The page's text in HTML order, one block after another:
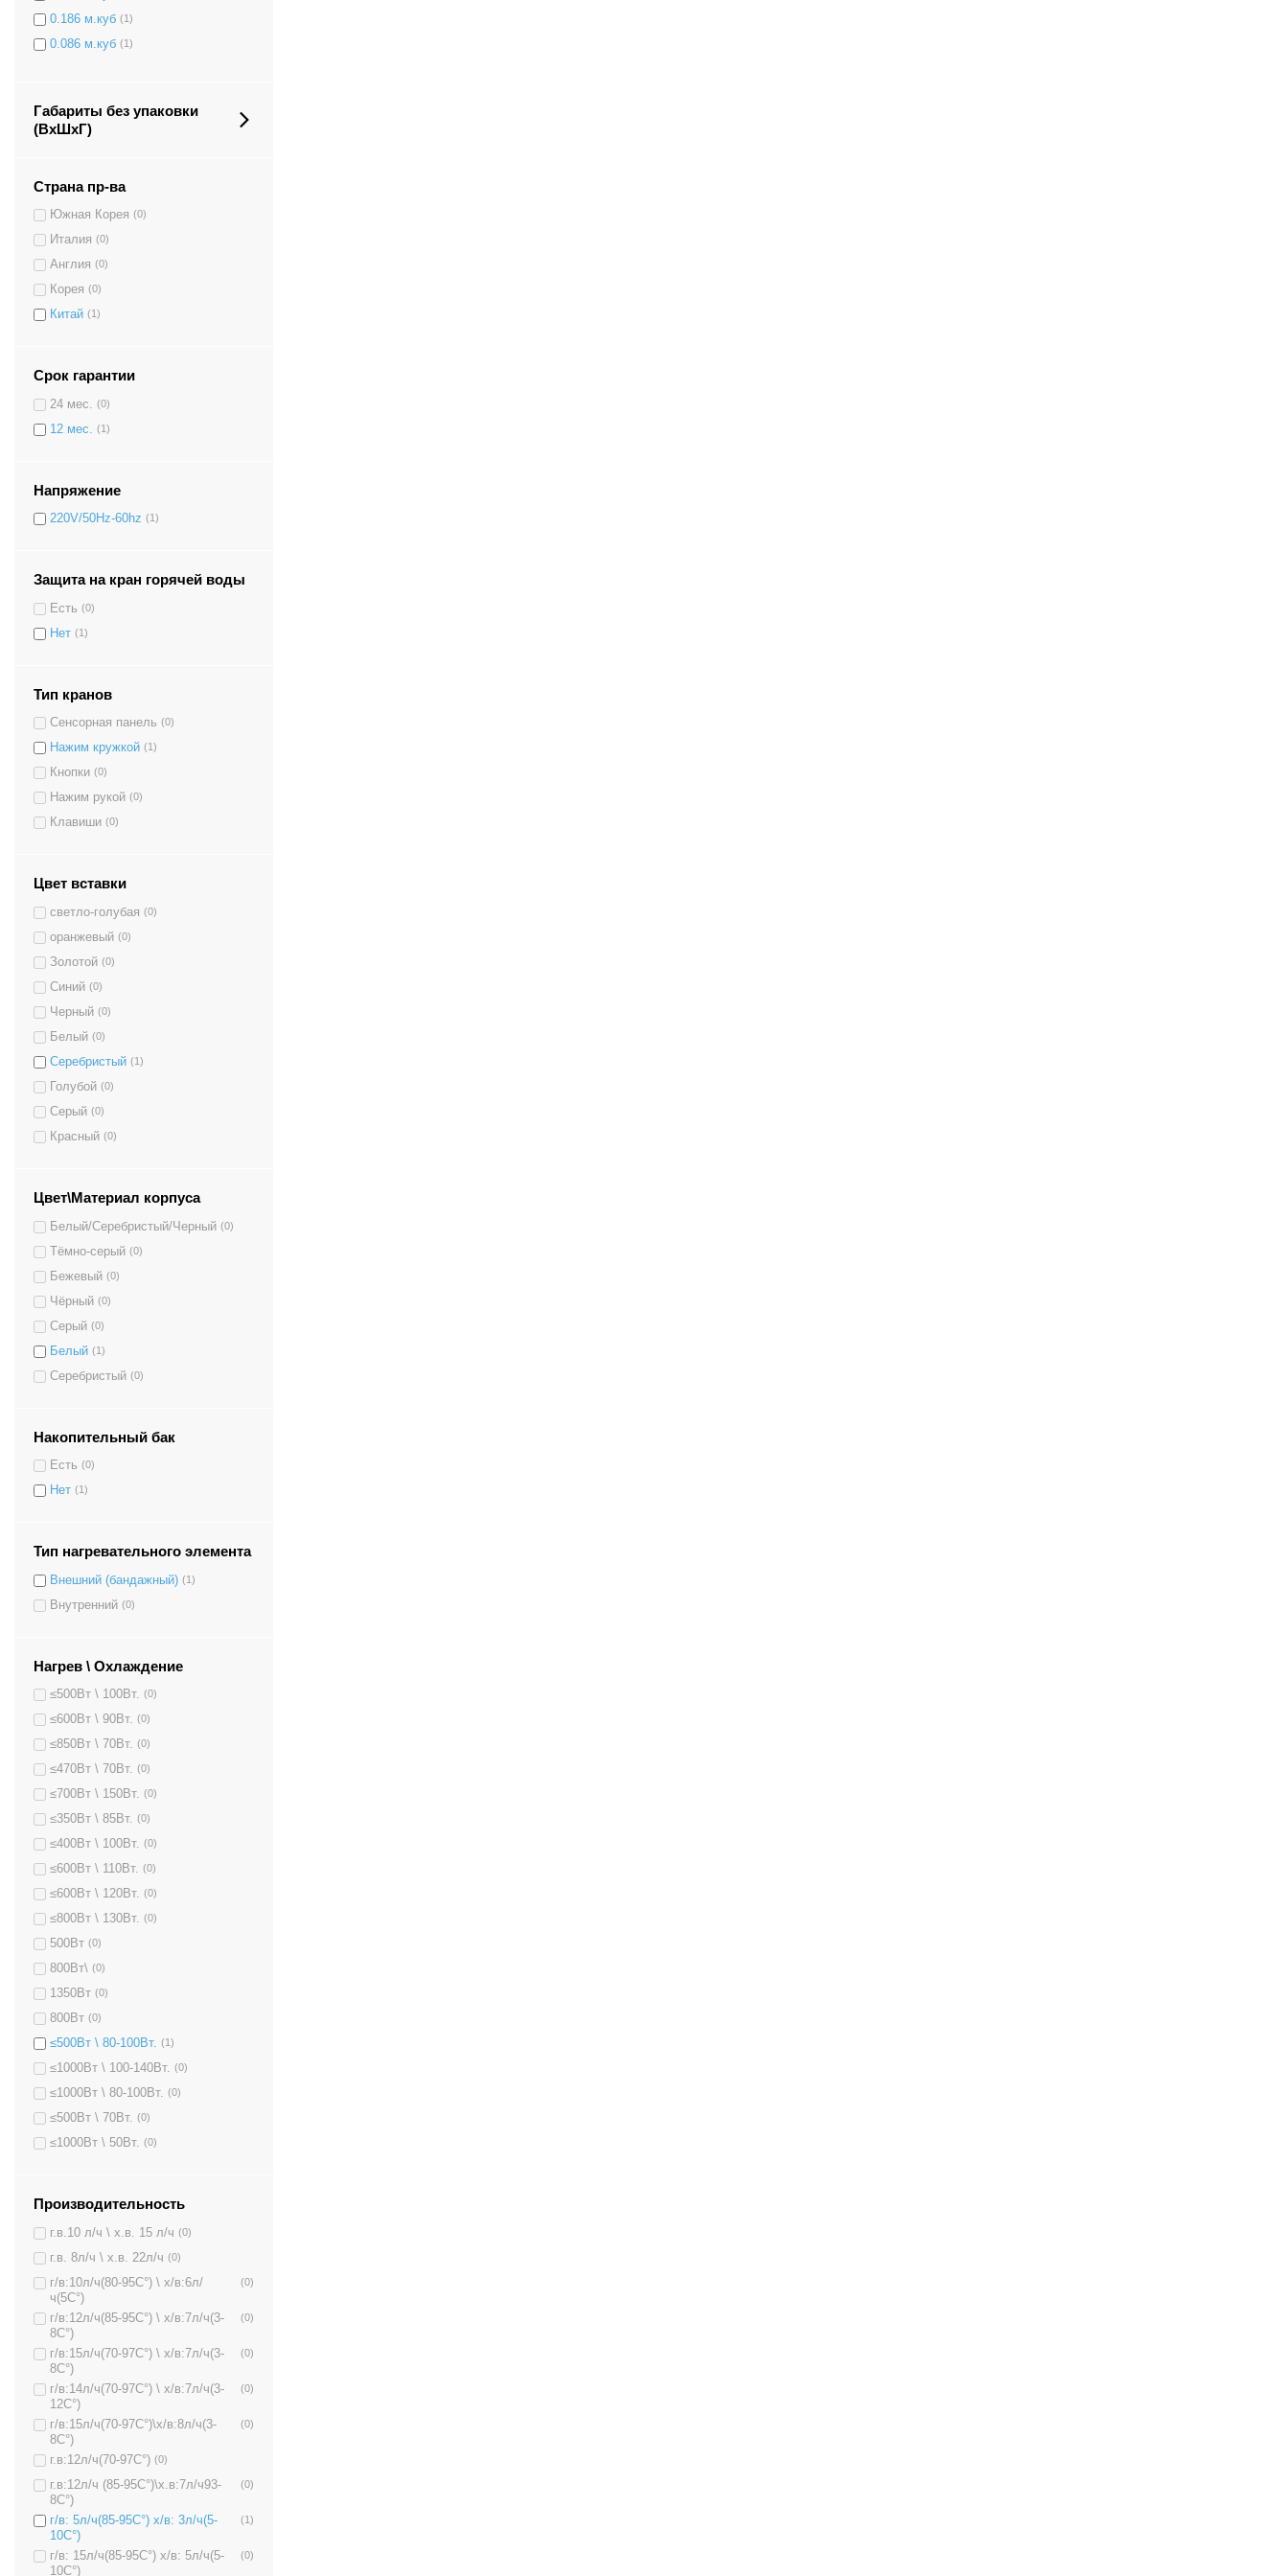
0.186 м.куб (1)
0.086 м.куб (1)
0.111 м.куб (12)
Габариты без упаковки
(ВxШxГ)
Страна пр-ва
Южная Корея (0)
Италия (0)
Англия (0)
Корея (0)
Китай (1)
Срок гарантии
24 мес. (0)
12 мес. (1)
Напряжение
220V/50Hz-60hz (1)
Защита на кран горячей воды
Есть (0)
Нет (1)
Тип кранов
Сенсорная панель (0)
Нажим кружкой (1)
Кнопки (0)
Нажим рукой (0)
Клавиши (0)
Цвет вставки
светло-голубая (0)
оранжевый (0)
Золотой (0)
Синий (0)
Черный (0)
Белый (0)
Серебристый (1)
Голубой (0)
Серый (0)
Красный (0)
Цвет\Материал корпуса
Белый/Серебристый/Черный (0)
Тёмно-серый (0)
Бежевый (0)
Чёрный (0)
Серый (0)
Белый (1)
Серебристый (0)
Накопительный бак
Есть (0)
Нет (1)
Тип нагревательного элемента
Внешний (бандажный) (1)
Внутренний (0)
Нагрев \ Охлаждение
≤500Вт \ 100Вт. (0)
≤600Вт \ 90Вт. (0)
≤850Вт \ 70Вт. (0)
≤470Вт \ 70Вт. (0)
≤700Вт \ 150Вт. (0)
≤350Вт \ 85Вт. (0)
≤400Вт \ 100Вт. (0)
≤600Вт \ 110Вт. (0)
≤600Вт \ 120Вт. (0)
≤800Вт \ 130Вт. (0)
500Вт (0)
800Вт\ (0)
1350Вт (0)
800Вт (0)
≤500Вт \ 80-100Вт. (1)
≤1000Вт \ 100-140Вт. (0)
≤1000Вт \ 80-100Вт. (0)
≤500Вт \ 70Вт. (0)
≤1000Вт \ 50Вт. (0)
Производительность
г.в.10 л/ч \ х.в. 15 л/ч (0)
г.в. 8л/ч \ х.в. 22л/ч (0)
г/в:10л/ч(80-95C°) \ х/в:6л/
ч(5C°)
(0)
г/в:12л/ч(85-95C°) \ х/в:7л/ч(3-
8C°)
(0)
г/в:15л/ч(70-97C°) \ х/в:7л/ч(3-
8C°)
(0)
г/в:14л/ч(70-97C°) \ х/в:7л/ч(3-
12C°)
(0)
г/в:15л/ч(70-97C°)\х/в:8л/ч(3-
8C°)
(0)
г.в:12л/ч(70-97C°) (0)
г.в:12л/ч (85-95C°)\х.в:7л/ч93-
8C°)
(0)
г/в: 5л/ч(85-95C°) х/в: 3л/ч(5-
10C°)
(1)
г/в: 15л/ч(85-95C°) х/в: 5л/ч(5-
10C°)
(0)